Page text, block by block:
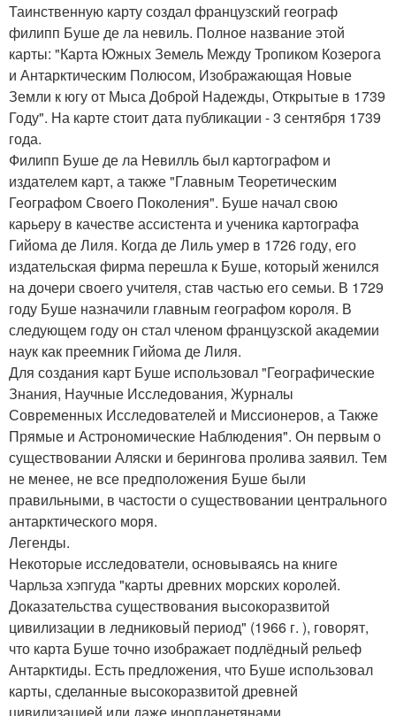
Таинственную карту создал французский географ
филипп Буше де ла невиль. Полное название этой
карты: "Карта Южных Земель Между Тропиком Козерога
и Антарктическим Полюсом, Изображающая Новые
Земли к югу от Мыса Доброй Надежды, Открытые в 1739
Году". На карте стоит дата публикации - 3 сентября 1739
года.
Филипп Буше де ла Невилль был картографом и
издателем карт, а также "Главным Теоретическим
Географом Своего Поколения". Буше начал свою
карьеру в качестве ассистента и ученика картографа
Гийома де Лиля. Когда де Лиль умер в 1726 году, его
издательская фирма перешла к Буше, который женился
на дочери своего учителя, став частью его семьи. В 1729
году Буше назначили главным географом короля. В
следующем году он стал членом французской академии
наук как преемник Гийома де Лиля.
Для создания карт Буше использовал "Географические
Знания, Научные Исследования, Журналы
Современных Исследователей и Миссионеров, а Также
Прямые и Астрономические Наблюдения". Он первым о
существовании Аляски и берингова пролива заявил. Тем
не менее, не все предположения Буше были
правильными, в частости о существовании центрального
антарктического моря.
Легенды.
Некоторые исследователи, основываясь на книге
Чарльза хэпгуда "карты древних морских королей.
Доказательства существования высокоразвитой
цивилизации в ледниковый период" (1966 г. ), говорят,
что карта Буше точно изображает подлёдный рельеф
Антарктиды. Есть предложения, что Буше использовал
карты, сделанные высокоразвитой древней